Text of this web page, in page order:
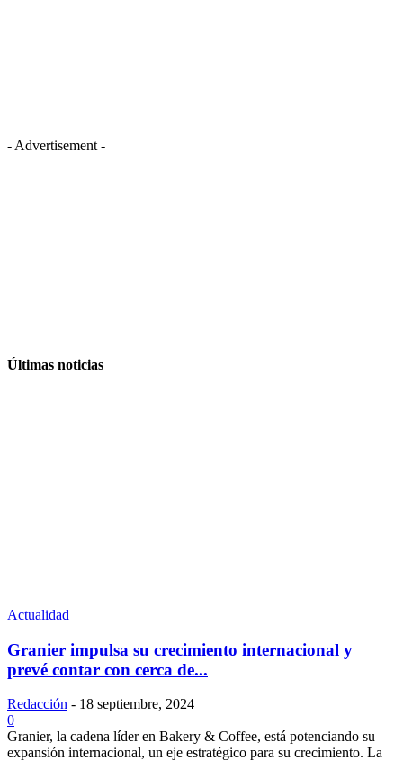
- Advertisement -
Últimas noticias
Actualidad
Granier impulsa su crecimiento internacional y
prevé contar con cerca de...
Redacción - 18 septiembre, 2024
0
Granier, la cadena líder en Bakery & Coffee, está potenciando su
expansión internacional, un eje estratégico para su crecimiento. La